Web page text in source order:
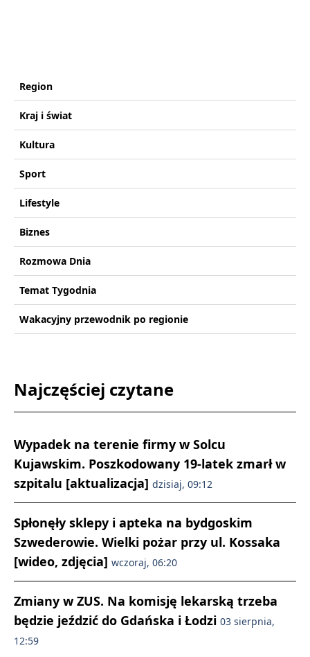
Region
Kraj i świat
Kultura
Sport
Lifestyle
Biznes
Rozmowa Dnia
Temat Tygodnia
Wakacyjny przewodnik po regionie
Najczęściej czytane
Wypadek na terenie firmy w Solcu
Kujawskim. Poszkodowany 19-latek zmarł w
szpitalu [aktualizacja] dzisiaj, 09:12
Spłonęły sklepy i apteka na bydgoskim
Szwederowie. Wielki pożar przy ul. Kossaka
[wideo, zdjęcia] wczoraj, 06:20
Zmiany w ZUS. Na komisję lekarską trzeba
będzie jeździć do Gdańska i Łodzi 03 sierpnia,
12:59